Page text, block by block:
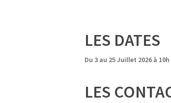
LES DATES
Du 3 au 25 Juillet 2026 à
LES